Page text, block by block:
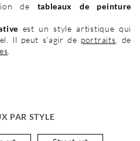
de tableaux de peinture
est un style artistique qui
Il peut s'agir de portraits , de
PAR STYLE